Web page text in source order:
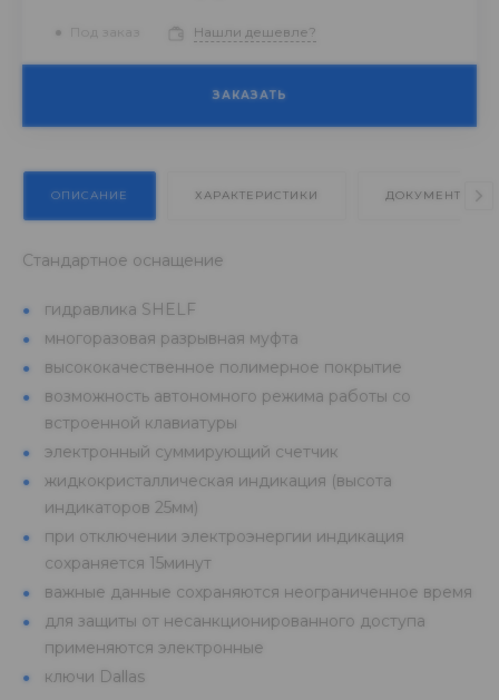
Под заказ Нашли дешевле?
ЗАКАЗАТЬ
ОПИСАНИЕ ХАРАКТЕРИСТИКИ ДОКУМЕНТЫ
Стандартное оснащение
гидравлика SHELF
многоразовая разрывная муфта
высококачественное полимерное покрытие
возможность автономного режима работы со
встроенной клавиатуры
электронный суммирующий счетчик
жидкокристаллическая индикация (высота
индикаторов 25мм)
при отключении электроэнергии индикация
сохраняется 15минут
важные данные сохраняются неограниченное время
для защиты от несанкционированного доступа
применяются электронные
ключи Dallas